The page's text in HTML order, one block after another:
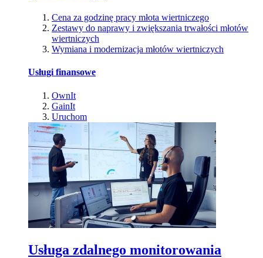
Cena za godzinę pracy młota wiertniczego
Zestawy do naprawy i zwiększania trwałości młotów
wiertniczych
Wymiana i modernizacja młotów wiertniczych
Usługi finansowe
OwnIt
GainIt
Uruchom
Usługa zdalnego monitorowania